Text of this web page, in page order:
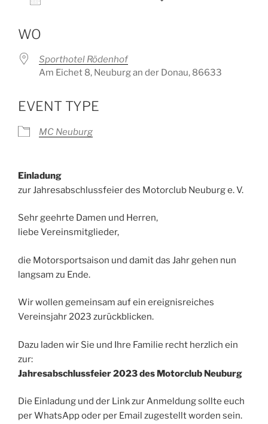
WO
Sporthotel Rödenhof
Am Eichet 8, Neuburg an der Donau, 86633
EVENT TYPE
MC Neuburg
Einladung
zur Jahresabschlussfeier des Motorclub Neuburg e. V.
Sehr geehrte Damen und Herren,
liebe Vereinsmitglieder,
die Motorsportsaison und damit das Jahr gehen nun
langsam zu Ende.
Wir wollen gemeinsam auf ein ereignisreiches
Vereinsjahr 2023 zurückblicken.
Dazu laden wir Sie und Ihre Familie recht herzlich ein
zur:
Jahresabschlussfeier 2023 des Motorclub Neuburg
Die Einladung und der Link zur Anmeldung sollte euch
per WhatsApp oder per Email zugestellt worden sein.